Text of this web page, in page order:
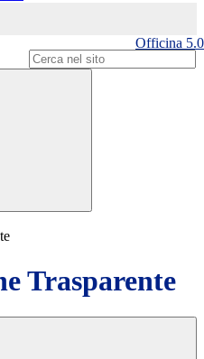
Officina 5.0
Trasparente